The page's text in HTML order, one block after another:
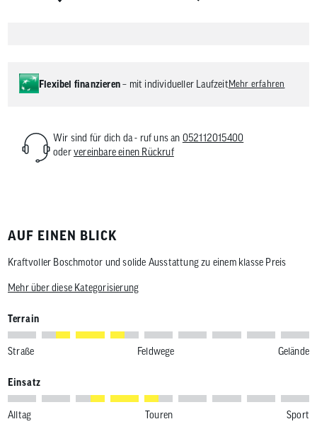
Flexibel finanzieren– mit individueller Laufzeit Mehr erfahren
Wir sind für dich da - ruf uns an 052112015400
odervereinbare einen Rückruf
AUF EINEN BLICK
Kraftvoller Boschmotor und solide Ausstattung zu einem klasse Preis
Mehr über diese Kategorisierung
Terrain
Straße Feldwege Gelände
Einsatz
Alltag Touren Sport